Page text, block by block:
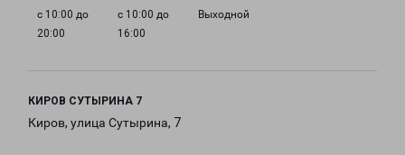
с 10:00 до
20:00
с 10:00 до
16:00
Выходной
КИРОВ СУТЫРИНА 7
Киров, улица Сутырина, 7